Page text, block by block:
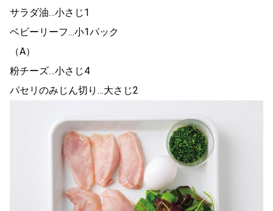
サラダ油…小さじ1
ベビーリーフ…小1パック
（A）
粉チーズ…小さじ4
パセリのみじん切り…大さじ2